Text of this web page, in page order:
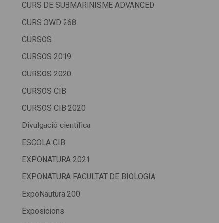
CURS DE SUBMARINISME ADVANCED
CURS OWD 268
CURSOS
CURSOS 2019
CURSOS 2020
CURSOS CIB
CURSOS CIB 2020
Divulgació científica
ESCOLA CIB
EXPONATURA 2021
EXPONATURA FACULTAT DE BIOLOGIA
ExpoNautura 200
Exposicions